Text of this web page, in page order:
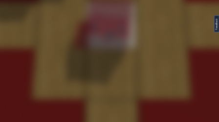
FeedBack